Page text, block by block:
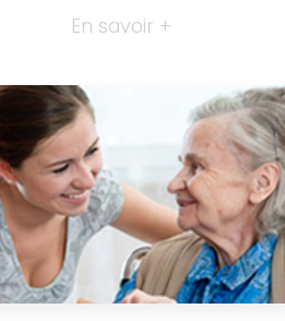
En savoir +